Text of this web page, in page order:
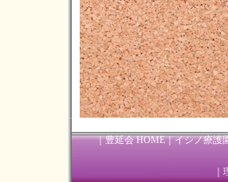
｜豊延会 HOME｜イシノ療護